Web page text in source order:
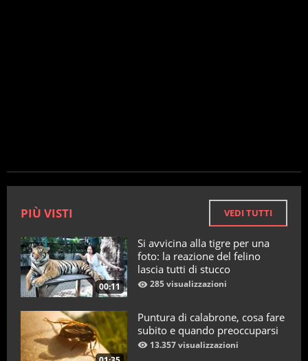
PIÙ VISTI VEDI TUTTI
00:11
Si avvicina alla tigre per una
foto: la reazione del felino
lascia tutti di stucco
285 visualizzazioni
Puntura di calabrone, cosa fare
subito e quando preoccuparsi
13.357 visualizzazioni